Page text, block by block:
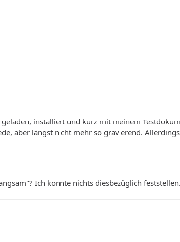
installiert und kurz mit meinem
aber längst nicht mehr so gravierend.
Ich konnte nichts diesbezüglich